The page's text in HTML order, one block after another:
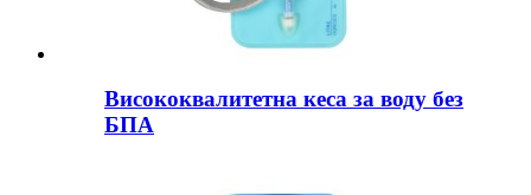
Висококвалитетна кеса за воду без
БПА